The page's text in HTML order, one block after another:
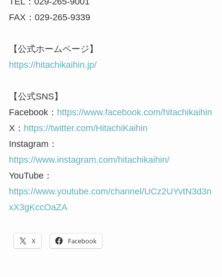
FAX：029-265-9339
【公式ホームページ】
https://hitachikaihin.jp/
【公式SNS】
Facebook： https://www.facebook.com/hitachikaihin
X： https://twitter.com/HitachiKaihin
Instagram：
https://www.instagram.com/hitachikaihin/
YouTube：
https://www.youtube.com/channel/UCz2UYvtN3d3n
xX3gKccOaZA
X Facebook